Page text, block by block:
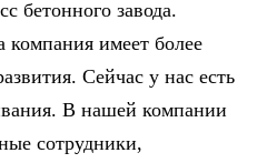
бетонного завода.
имеет более
Сейчас у нас есть
В нашей компании
сотрудники,